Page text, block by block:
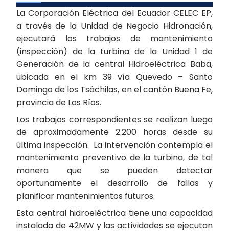
La Corporación Eléctrica del Ecuador CELEC EP,
a través de la Unidad de Negocio Hidronación,
ejecutará los trabajos de mantenimiento
(inspección) de la turbina de la Unidad 1 de
Generación de la central Hidroeléctrica Baba,
ubicada en el km 39 vía Quevedo – Santo
Domingo de los Tsáchilas, en el cantón Buena Fe,
provincia de Los Ríos.
Los trabajos correspondientes se realizan luego
de aproximadamente 2.200 horas desde su
última inspección. La intervención contempla el
mantenimiento preventivo de la turbina, de tal
manera que se pueden detectar
oportunamente el desarrollo de fallas y
planificar mantenimientos futuros.
Esta central hidroeléctrica tiene una capacidad
instalada de 42MW y las actividades se ejecutan